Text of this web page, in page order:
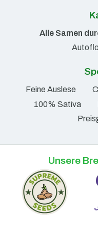
Alle Samen
Feine Auslese
100% Sativa
Unsere